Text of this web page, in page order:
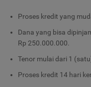
Proses kredit yang
Dana yang bisa
Rp 250.000.000.
Tenor mulai dari 1
Proses kredit 14 hari